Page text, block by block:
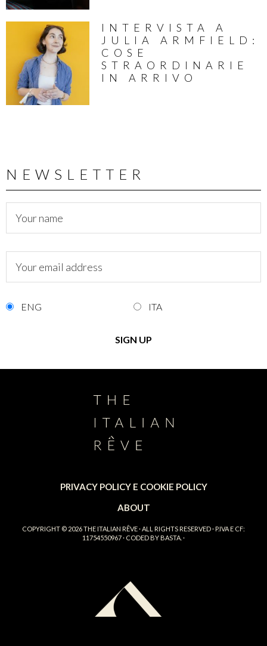
INTERVISTA A
JULIA ARMFIELD:
COSE
STRAORDINARIE
IN ARRIVO
NEWSLETTER
ENG ITA
PRIVACY POLICY E COOKIE POLICY
ABOUT
COPYRIGHT © 2026THE ITALIAN RÊVE· ALL RIGHTS RESERVED · P.IVA E CF:
11754550967 · CODED BY BASTA. ·